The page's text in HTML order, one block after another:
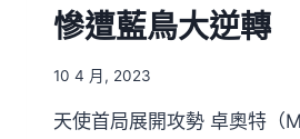
慘遭藍鳥大逆轉
10 4 月, 2023
天使首局展開攻勢 卓奧特（